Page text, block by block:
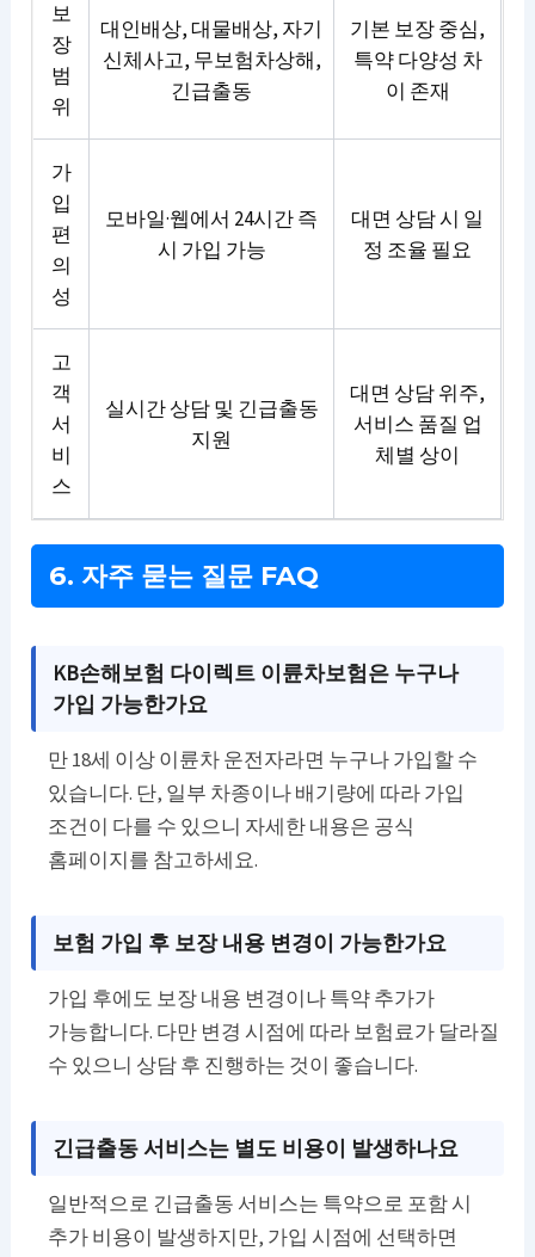
보
장
범
위
대인배상, 대물배상, 자기
신체사고, 무보험차상해,
긴급출동
기본 보장 중심,
특약 다양성 차
이 존재
가
입
편
의
성
모바일·웹에서 24시간 즉
시 가입 가능
대면 상담 시 일
정 조율 필요
고
객
서
비
스
실시간 상담 및 긴급출동
지원
대면 상담 위주,
서비스 품질 업
체별 상이
6. 자주 묻는 질문 FAQ
KB손해보험 다이렉트 이륜차보험은 누구나
가입 가능한가요
만 18세 이상 이륜차 운전자라면 누구나 가입할 수
있습니다. 단, 일부 차종이나 배기량에 따라 가입
조건이 다를 수 있으니 자세한 내용은 공식
홈페이지를 참고하세요.
보험 가입 후 보장 내용 변경이 가능한가요
가입 후에도 보장 내용 변경이나 특약 추가가
가능합니다. 다만 변경 시점에 따라 보험료가 달라질
수 있으니 상담 후 진행하는 것이 좋습니다.
긴급출동 서비스는 별도 비용이 발생하나요
일반적으로 긴급출동 서비스는 특약으로 포함 시
추가 비용이 발생하지만, 가입 시점에 선택하면